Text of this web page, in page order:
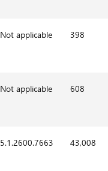
Not applicable 398
Not applicable 608
5.1.2600.7663 43,008